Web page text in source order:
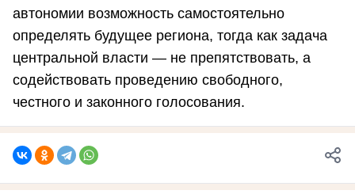
автономии возможность самостоятельно
определять будущее региона, тогда как задача
центральной власти — не препятствовать, а
содействовать проведению свободного,
честного и законного голосования.